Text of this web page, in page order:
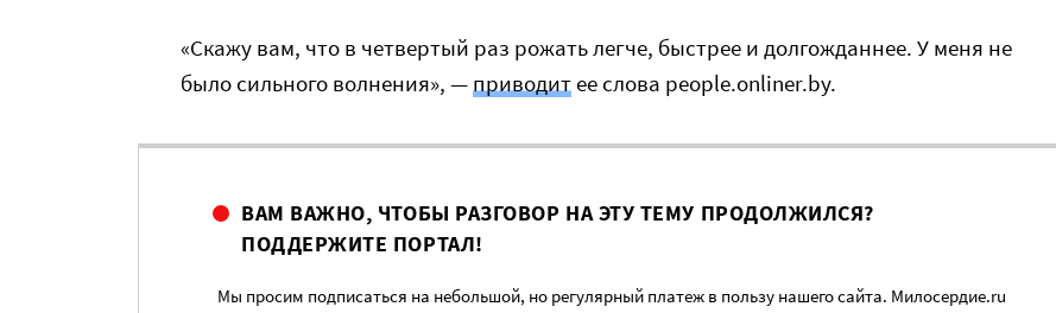
«Скажу вам, что в четвертый раз рожать легче, быстрее и долгожданнее. У меня не
было сильного волнения», —приводитее слова people.onliner.by.
ВАМ ВАЖНО, ЧТОБЫ РАЗГОВОР НА ЭТУ ТЕМУ ПРОДОЛЖИЛСЯ?
ПОДДЕРЖИТЕ ПОРТАЛ!
Мы просим подписаться на небольшой, но регулярный платеж в пользу нашего сайта. Милосердие.ru